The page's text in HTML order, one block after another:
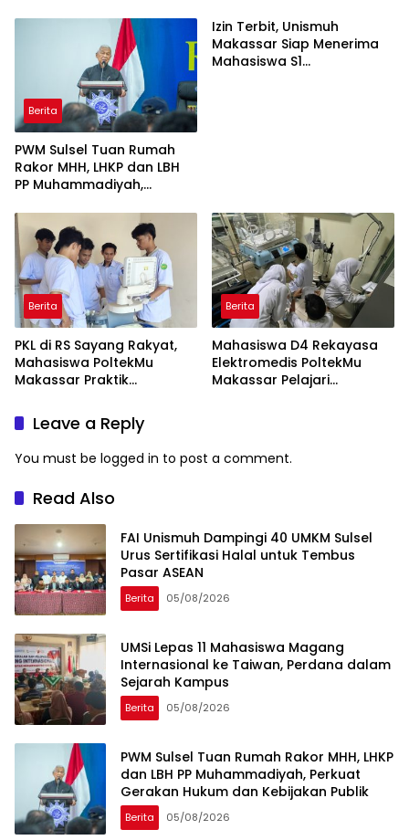
Berita
PWM Sulsel Tuan Rumah
Rakor MHH, LHKP dan LBH
PP Muhammadiyah,
dan Kebijakan Publik
Izin Terbit, Unismuh
Makassar Siap Menerima
Mahasiswa S1
Berita
PKL di RS Sayang Rakyat,
Mahasiswa PoltekMu
Makassar Praktik
Berita
Mahasiswa D4 Rekayasa
Elektromedis PoltekMu
Makassar Pelajari
Leave a Reply
You must be logged in to post a comment.
Read Also
FAI Unismuh Dampingi 40 UMKM Sulsel
Urus Sertifikasi Halal untuk Tembus
Pasar ASEAN
Berita 05/08/2026
UMSi Lepas 11 Mahasiswa Magang
Internasional ke Taiwan, Perdana dalam
Sejarah Kampus
Berita 05/08/2026
PWM Sulsel Tuan Rumah Rakor MHH, LHKP
dan LBH PP Muhammadiyah, Perkuat
Gerakan Hukum dan Kebijakan Publik
Berita 05/08/2026